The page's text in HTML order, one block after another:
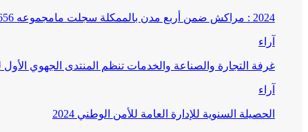
2024 : مراكش ضمن أربع مدن بالممكلة سجلت مامجموعه 656 قضية تتعلق بغسيل الأموال
آراء
غرفة التجارة والصناعة والخدمات تنظم المنتدى الجهوي
آراء
الحصيلة السنوية للإدارة العامة للأمن الوطني 2024